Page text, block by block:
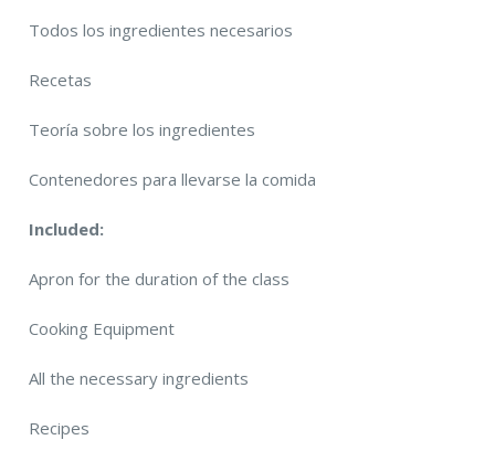
Todos los ingredientes necesarios
Recetas
Teoría sobre los ingredientes
Contenedores para llevarse la comida
Included:
Apron for the duration of the class
Cooking Equipment
All the necessary ingredients
Recipes